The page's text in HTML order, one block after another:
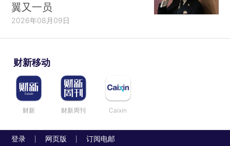
翼又一员
2026年08月09日
财新移动
财新 财新周刊 Caixin
登录 网页版 订阅电邮